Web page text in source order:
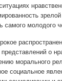
самого молодого
о
морального
социальное